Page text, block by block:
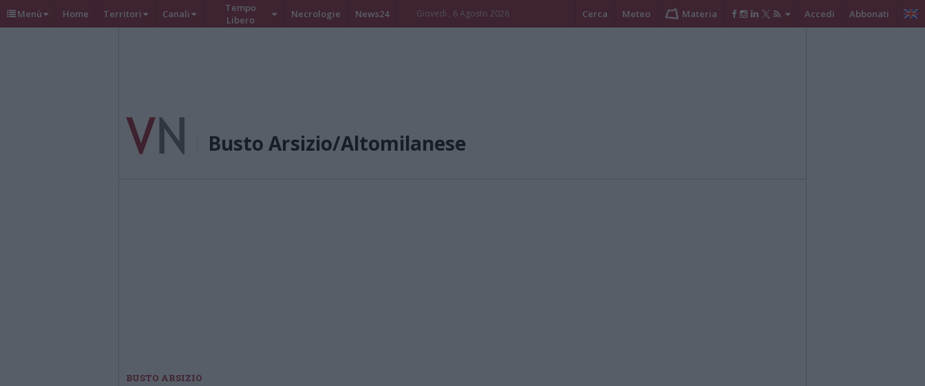
Menù Home Territori Canali
Tempo
Libero
Necrologie News24 Giovedi , 6 Agosto 2026 Cerca Meteo Materia Accedi Abbonati
Busto Arsizio/Altomilanese
BUSTO ARSIZIO